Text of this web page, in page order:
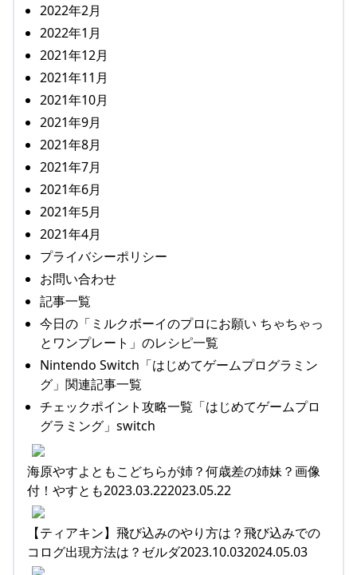
2022年2月
2022年1月
2021年12月
2021年11月
2021年10月
2021年9月
2021年8月
2021年7月
2021年6月
2021年5月
2021年4月
プライバシーポリシー
お問い合わせ
記事一覧
今日の「ミルクボーイのプロにお願い ちゃちゃっ
とワンプレート」のレシピ一覧
Nintendo Switch「はじめてゲームプログラミン
グ」関連記事一覧
チェックポイント攻略一覧「はじめてゲームプロ
グラミング」switch
海原やすよともこどちらが姉？何歳差の姉妹？画像
付！やすとも2023.03.222023.05.22
【ティアキン】飛び込みのやり方は？飛び込みでの
コログ出現方法は？ゼルダ2023.10.032024.05.03